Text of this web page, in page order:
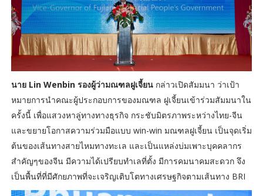
นาย Lin Wenbin รองผู้ว่ามณฑลฝูเจี้ยนกล่าวเปิดสัมมนา ว่าเป้า
หมายการนำคณะผู้ประกอบการของมณฑล ฝูเจี้ยนเข้าร่วมสัมมนาใน
ครั้งนี้ เพื่อแสวงหาลู่ทางทางธุรกิจ กระชับมิตรภาพระหว่างไทย-จีน
และขยายโอกาสความร่วมมือแบบ win-win มณฑลฝูเจี้ยน เป็นจุดเริ่ม
ต้นของเส้นทางสายไหมทางทะเล และเป็นแหล่งบ่มเพาะบุคคลากร
สำคัญๆของจีน มีความได้เปรียบทำเลที่ตั้ง มีการคมนาคมสะดวก จึง
เป็นพื้นที่ที่มีศักยภาพที่จะเจริญเติบโตทางเศรษฐกิจตามเส้นทาง BRI